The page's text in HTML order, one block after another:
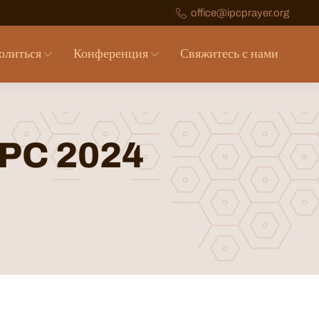
office@ipcprayer.org
Конференция Свяжитесь с нами
2024